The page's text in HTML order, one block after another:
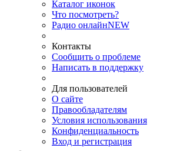
Каталог иконок
Что посмотреть?
Радио онлайнNEW
Контакты
Сообщить о проблеме
Написать в поддержку
Для пользователей
О сайте
Правообладателям
Условия использования
Конфиденциальность
Вход и регистрация